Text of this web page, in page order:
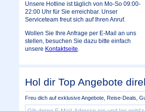
Unsere Hotline ist täglich von Mo-So 09:00-
22:00 Uhr für Sie erreichbar. Unser
Serviceteam freut sich auf Ihren Anruf.
Wollen Sie Ihre Anfrage per E-Mail an uns
stellen, besuchen Sie dazu bitte einfach
unsere Kontaktseite.
Hol dir Top Angebote
Freu dich auf exklusive Angebote, Reise-Deals,